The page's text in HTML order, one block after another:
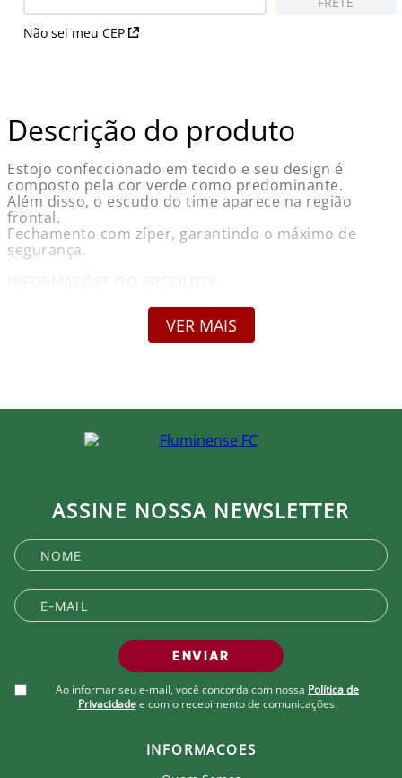
Não sei meu CEP
Descrição do produto
Estojo confeccionado em tecido e seu design é
composto pela cor verde como predominante.
Além disso, o escudo do time aparece na região
frontal.
Fechamento com zíper, garantindo o máximo de
segurança.
Medidas Aproximadas (Altura x Largura x
Profundidade):
Único: 11 cm x 24 cm x 7 cm
variação.
Produto Oficial Licenciado do Fluminense.
Ao comprar um produto oficial você fortalece seu
clube que recebe royalties com a venda de cada
produto.
VER MAIS
ASSINE NOSSA NEWSLETTER
ENVIAR
Ao informar seu e-mail, você concorda com nossa Política de
Privacidade e com o recebimento de comunicações.
INFORMACOES